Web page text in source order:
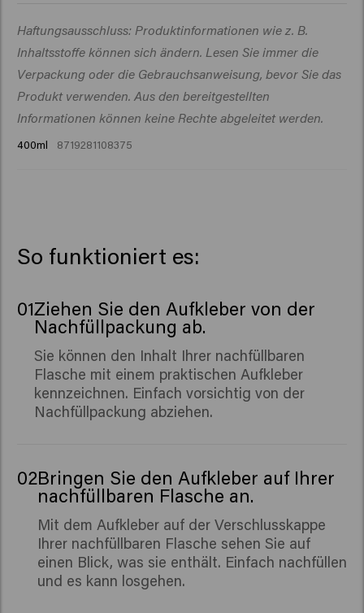
Hydrogenated Castor Oil, Propylene Glycol,
Acrylates/Palmeth-25 Acrylate Copolymer, Parfum
(Fragrance), Sodium Chloride, Betaine, Sodium
Benzoate, Guar Hydroxypropyltrimonium Chloride,
Citric Acid, Glyceryl Laurate, Acid Violet 43,
Myristate, Euterpe Oleracea Fruit Extract, Maltodextrin,
Minute einwirken lassen. Gründlich ausspülen.
Haftungsausschluss: Produktinformationen wie z. B.
Inhaltsstoffe können sich ändern. Lesen Sie immer die
Verpackung oder die Gebrauchsanweisung, bevor Sie das
Produkt verwenden. Aus den bereitgestellten
Informationen können keine Rechte abgeleitet werden.
400ml 8719281108375
So funktioniert es:
01Ziehen Sie den Aufkleber von der
Nachfüllpackung ab.
Sie können den Inhalt Ihrer nachfüllbaren
Flasche mit einem praktischen Aufkleber
kennzeichnen. Einfach vorsichtig von der
Nachfüllpackung abziehen.
02Bringen Sie den Aufkleber auf Ihrer
nachfüllbaren Flasche an.
Mit dem Aufkleber auf der Verschlusskappe
Ihrer nachfüllbaren Flasche sehen Sie auf
einen Blick, was sie enthält. Einfach nachfüllen
und es kann losgehen.